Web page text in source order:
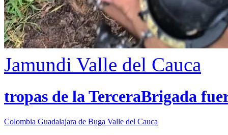
Jamundi Valle del Cauca
tropas de la TerceraBrigada
Colombia Guadalajara de Buga Valle del Cauca